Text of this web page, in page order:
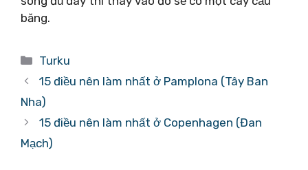
băng.
Danh
mục
Turku
15 điều nên làm nhất ở Pamplona (Tây Ban
Nha)
15 điều nên làm nhất ở Copenhagen (Đan
Mạch)